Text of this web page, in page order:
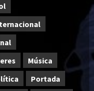
Música
Portada